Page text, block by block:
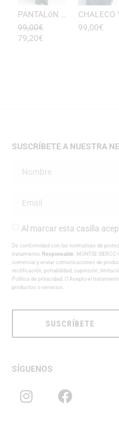
PANTALóN YUKATA MUJER RAYAS DE ESEOESE
99,00€
79,20€
99,00€
SUSCRÍBETE A NUESTRA
Al marcar esta casilla
De conformidad con las normativas de
tratamiento: Responsable: MONTSE SIERCO
comercial y enviar comunicaciones de
rectificación, portabilidad, supresión,
Política de privacidad . O Acepto el
productos o servicios.
SUSCRÍBETE
SÍGUENOS